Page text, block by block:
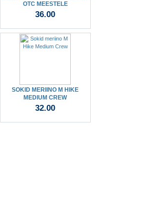
OTC MEESTELE
36.00
SOKID MERIINO M HIKE
MEDIUM CREW
32.00